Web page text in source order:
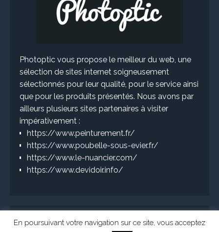
Photoptic vous propose le meilleur du web, une
sélection de sites internet soigneusement
sélectionnés pour leur qualité, pour le service ainsi
que pour les produits présentés. Nous avons par
ailleurs plusieurs sites partenaires à visiter
impérativement :
https://www.peinturement.fr/
https://www.poubelle-sous-evier.fr/
https://www.le-nuancier.com/
https://www.devidoir.info/
En poursuivant votre navigation sur ce site, vous acceptez